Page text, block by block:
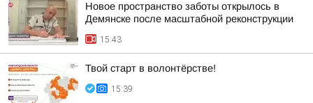
Новое пространство заботы открылось в
Демянске после масштабной реконструкции
15:43
Твой старт в волонтёрстве!
15:39